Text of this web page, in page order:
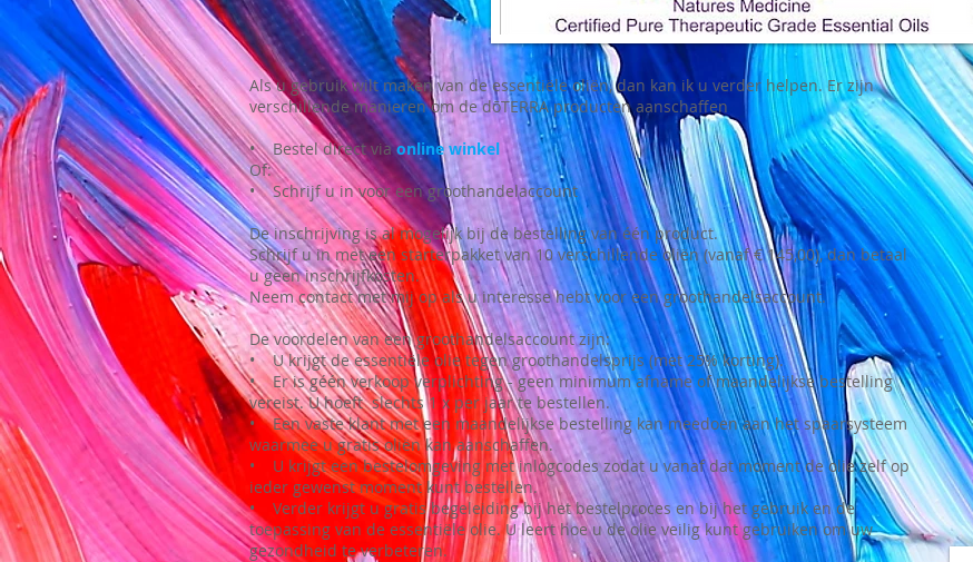
Als u gebruik wilt maken van de essentiële oliën, dan kan ik u verder helpen. Er zijn
verschillende manieren om de dōTERRA producten aanschaffen
• Bestel direct viaonline winkel
Of:
• Schrijf u in voor een groothandelaccount
De inschrijving is al mogelijk bij de bestelling van één product.
Schrijf u in met een starterpakket van 10 verschillende oliën (vanaf € 145,00), dan betaal
u geen inschrijfkosten.
Neem contact met mij op als u interesse hebt voor een groothandelsaccount.
De voordelen van een groothandelsaccount zijn:
• U krijgt de essentiële olie tegen groothandelsprijs (met 25% korting).
• Er is géén verkoop verplichting - geen minimum afname of maandelijkse bestelling
vereist. U hoeft slechts 1 x per jaar te bestellen.
• Een vaste klant met een maandelijkse bestelling kan meedoen aan het spaarsysteem
waarmee u gratis oliën kan aanschaffen.
• U krijgt een bestelomgeving met inlogcodes zodat u vanaf dat moment de olie zelf op
ieder gewenst moment kunt bestellen.
• Verder krijgt u gratis begeleiding bij het bestelproces en bij het gebruik en de
toepassing van de essentiële olie. U leert hoe u de olie veilig kunt gebruiken om uw
gezondheid te verbeteren.